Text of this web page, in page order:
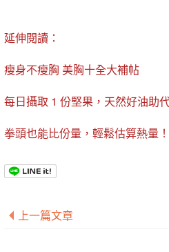
延伸閱讀：
瘦身不瘦胸 美胸十全大補帖
每日攝取 1 份堅果，天然好油助
拳頭也能比份量，輕鬆估算熱量！
上一篇文章